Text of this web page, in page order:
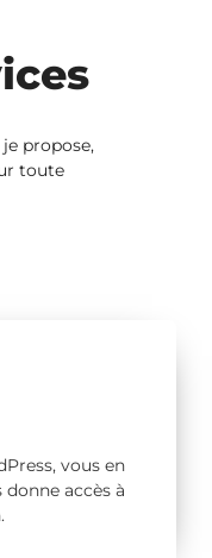
propose,
toute
vous en
accès à